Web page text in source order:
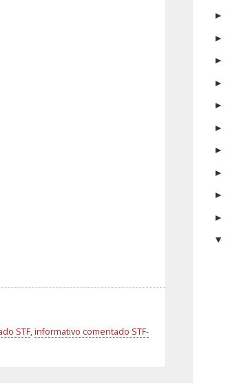
STF,informativo comentado STF-
►
►
►
►
►
►
►
►
►
►
▼